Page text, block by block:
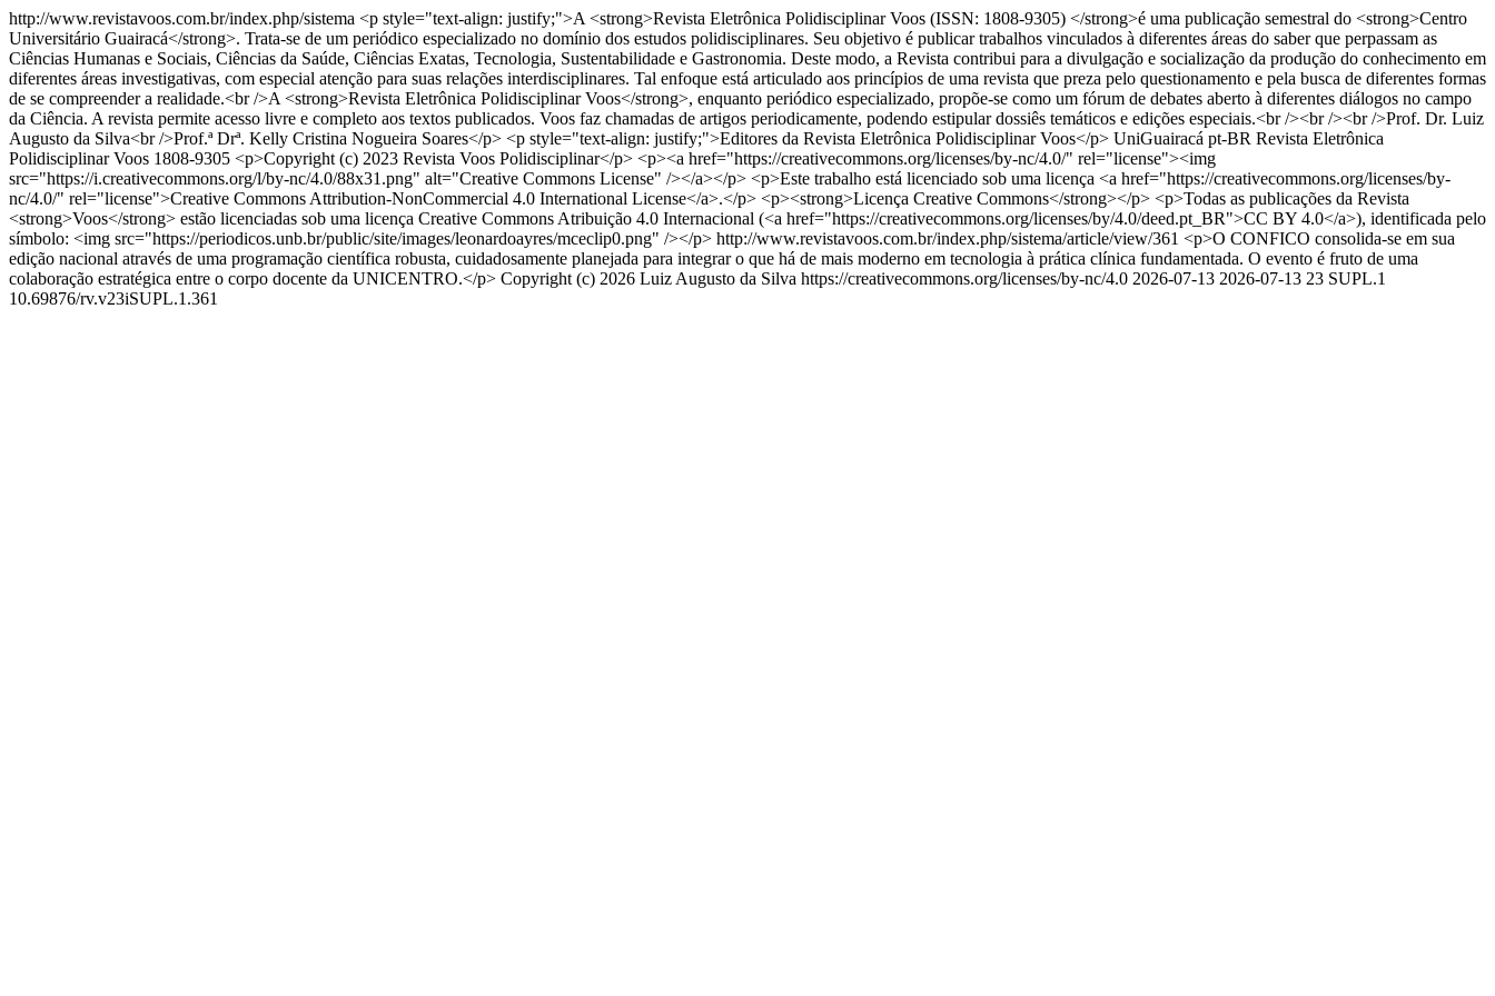
http://www.revistavoos.com.br/index.php/sistema <p style="text-align: justify;">A <strong>Revista Eletrônica Polidisciplinar Voos (ISSN: 1808-9305) </strong>é uma publicação semestral do <strong>Centro
Universitário Guairacá</strong>. Trata-se de um periódico especializado no domínio dos estudos polidisciplinares. Seu objetivo é publicar trabalhos vinculados à diferentes áreas do saber que perpassam as
Ciências Humanas e Sociais, Ciências da Saúde, Ciências Exatas, Tecnologia, Sustentabilidade e Gastronomia. Deste modo, a Revista contribui para a divulgação e socialização da produção do conhecimento em
diferentes áreas investigativas, com especial atenção para suas relações interdisciplinares. Tal enfoque está articulado aos princípios de uma revista que preza pelo questionamento e pela busca de diferentes formas
de se compreender a realidade.<br />A <strong>Revista Eletrônica Polidisciplinar Voos</strong>, enquanto periódico especializado, propõe-se como um fórum de debates aberto à diferentes diálogos no campo
da Ciência. A revista permite acesso livre e completo aos textos publicados. Voos faz chamadas de artigos periodicamente, podendo estipular dossiês temáticos e edições especiais.<br /><br /><br />Prof. Dr. Luiz
Augusto da Silva<br />Prof.ª Drª. Kelly Cristina Nogueira Soares</p> <p style="text-align: justify;">Editores da Revista Eletrônica Polidisciplinar Voos</p> UniGuairacá pt-BR Revista Eletrônica
Polidisciplinar Voos 1808-9305 <p>Copyright (c) 2023 Revista Voos Polidisciplinar</p> <p><a href="https://creativecommons.org/licenses/by-nc/4.0/" rel="license"><img
src="https://i.creativecommons.org/l/by-nc/4.0/88x31.png" alt="Creative Commons License" /></a></p> <p>Este trabalho está licenciado sob uma licença <a href="https://creativecommons.org/licenses/by-
nc/4.0/" rel="license">Creative Commons Attribution-NonCommercial 4.0 International License</a>.</p> <p><strong>Licença Creative Commons</strong></p> <p>Todas as publicações da Revista
<strong>Voos</strong> estão licenciadas sob uma licença Creative Commons Atribuição 4.0 Internacional (<a href="https://creativecommons.org/licenses/by/4.0/deed.pt_BR">CC BY 4.0</a>), identificada pelo
símbolo: <img src="https://periodicos.unb.br/public/site/images/leonardoayres/mceclip0.png" /></p> http://www.revistavoos.com.br/index.php/sistema/article/view/361 <p>O CONFICO consolida-se em sua
edição nacional através de uma programação científica robusta, cuidadosamente planejada para integrar o que há de mais moderno em tecnologia à prática clínica fundamentada. O evento é fruto de uma
colaboração estratégica entre o corpo docente da UNICENTRO.</p> Copyright (c) 2026 Luiz Augusto da Silva https://creativecommons.org/licenses/by-nc/4.0 2026-07-13 2026-07-13 23 SUPL.1
10.69876/rv.v23iSUPL.1.361